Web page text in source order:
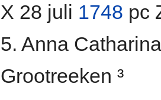
X 28 juli 1748 pc
5. Anna
Grootreeken ³